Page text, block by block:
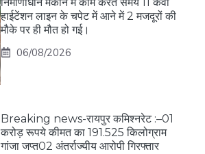
हाईटेंशन लाइन के चपेट में आने में 2 मजदूरों की
मौके पर ही मौत हो गई।
06/08/2026
Breaking news-रायपुर कमिश्नरेट :–01
करोड़ रूपये कीमत का 191.525 किलोग्राम
गांजा जप्त02 अंतर्राज्यीय आरोपी गिरफ्तार